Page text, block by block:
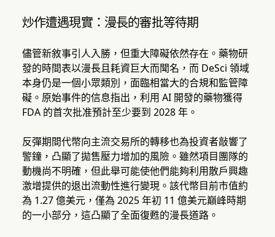
炒作遭遇現實：漫長的審批等待期
儘管新敘事引人入勝，但重大障礙依然存在。藥物研
發的時間表以漫長且耗資巨大而聞名，而 DeSci 領域
本身仍是一個小眾類別，面臨相當大的合規和監管障
礙。原始事件的信息指出，利用 AI 開發的藥物獲得
FDA 的首次批准預計至少要到 2028 年。
反彈期間代幣向主流交易所的轉移也為投資者敲響了
警鐘，凸顯了拋售壓力增加的風險。雖然項目團隊的
動機尚不明確，但此舉可能使他們能夠利用散戶興趣
激增提供的退出流動性進行變現。該代幣目前市值約
為 1.27 億美元，僅為 2025 年初 11 億美元巔峰時期
的一小部分，這凸顯了全面復甦的漫長道路。